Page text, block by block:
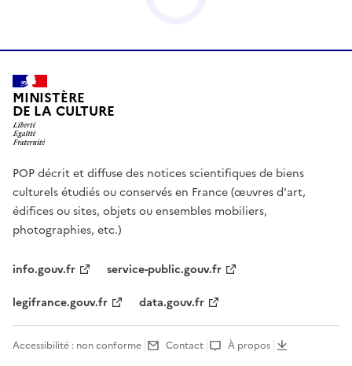
MINISTÈRE
DE LA CULTURE
POP décrit et diffuse des notices scientifiques de biens
culturels étudiés ou conservés en France (œuvres d'art,
édifices ou sites, objets ou ensembles mobiliers,
photographies, etc.)
info.gouv.fr
service-public.gouv.fr
legifrance.gouv.fr
data.gouv.fr
Accessibilité : non conforme Contact À propos